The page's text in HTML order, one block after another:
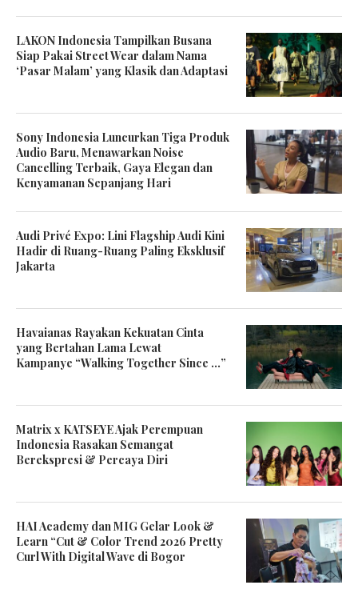
LAKON Indonesia Tampilkan Busana
Siap Pakai Street Wear dalam Nama
‘Pasar Malam’ yang Klasik dan Adaptasi
Sony Indonesia Luncurkan Tiga Produk
Audio Baru, Menawarkan Noise
Cancelling Terbaik, Gaya Elegan dan
Kenyamanan Sepanjang Hari
Audi Privé Expo: Lini Flagship Audi Kini
Hadir di Ruang-Ruang Paling Eksklusif
Jakarta
Havaianas Rayakan Kekuatan Cinta
yang Bertahan Lama Lewat
Kampanye “Walking Together Since …”
Matrix x KATSEYE Ajak Perempuan
Indonesia Rasakan Semangat
Berekspresi & Percaya Diri
HAI Academy dan MIG Gelar Look &
Learn “Cut & Color Trend 2026 Pretty
Curl With Digital Wave di Bogor